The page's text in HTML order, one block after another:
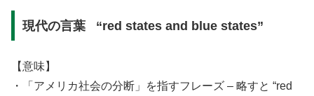
現代の言葉 “red states and blue states”
【意味】
・「アメリカ社会の分断」を指すフレーズ – 略すと “red